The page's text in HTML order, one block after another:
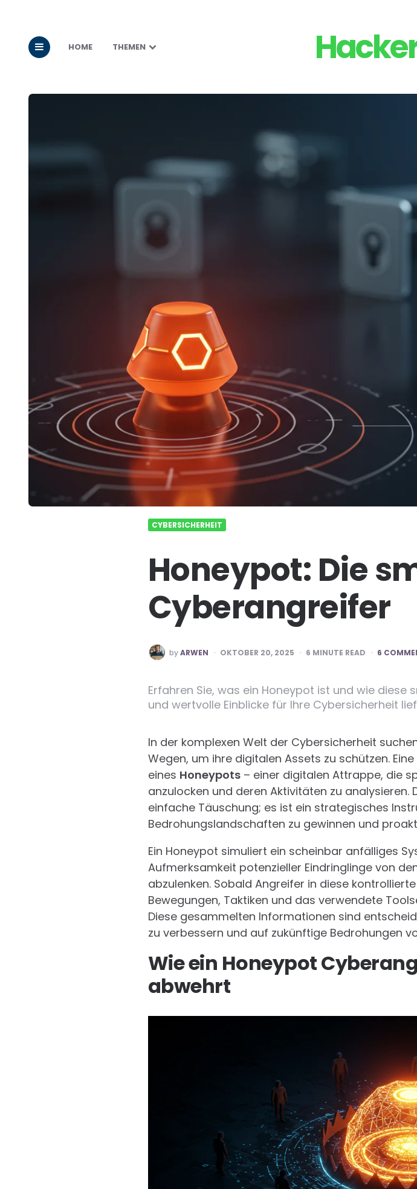
HOME THEMEN
CYBERSICHERHEIT
Honeypot: Die
Cyberangreifer
POSTED
BY
by ARWEN OKTOBER 20, 2025 6 MINUTE READ 6
Erfahren Sie, was ein Honeypot ist und wie
und wertvolle Einblicke für Ihre Cybersicherheit
In der komplexen Welt der Cybersicherheit
Wegen, um ihre digitalen Assets zu schützen.
eines Honeypots– einer digitalen Attrappe, die
anzulocken und deren Aktivitäten zu
einfache Täuschung; es ist ein strategisches
Bedrohungslandschaften zu gewinnen und
Ein Honeypot simuliert ein scheinbar anfälliges
Aufmerksamkeit potenzieller Eindringlinge von
abzulenken. Sobald Angreifer in diese
Bewegungen, Taktiken und das verwendete
Diese gesammelten Informationen sind
zu verbessern und auf zukünftige Bedrohungen
Wie ein Honeypot
abwehrt